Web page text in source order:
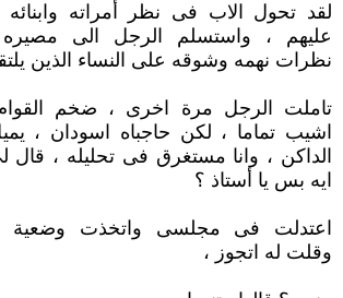
لقد تحول الاب فى نظر أمراته
عليهم ، واستسلم الرجل الى
نظرات نهمه وشوقه على النساء الذين
تاملت الرجل مرة اخرى ، ضخم
اشيب تماما ، لكن حاجباه اسودان ،
الداكن ، وانا مستغرق فى تحليله ،
ايه بس يا أستاذ ؟
اعتدلت فى مجلسى واتخذت وضعية
وقلت له اتجوز ،